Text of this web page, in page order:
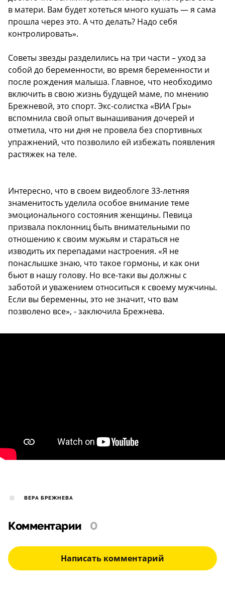
в матери. Вам будет хотеться много кушать — я сама
прошла через это. А что делать? Надо себя
контролировать».
Советы звезды разделились на три части – уход за
собой до беременности, во время беременности и
после рождения малыша. Главное, что необходимо
включить в свою жизнь будущей маме, по мнению
Брежневой, это спорт. Экс-солистка «ВИА Гры»
вспомнила свой опыт вынашивания дочерей и
отметила, что ни дня не провела без спортивных
упражнений, что позволило ей избежать появления
растяжек на теле.
Интересно, что в своем видеоблоге 33-летняя
знаменитость уделила особое внимание теме
эмоционального состояния женщины. Певица
призвала поклонниц быть внимательными по
отношению к своим мужьям и стараться не
изводить их перепадами настроения. «Я не
понаслышке знаю, что такое гормоны, и как они
бьют в нашу голову. Но все-таки вы должны с
заботой и уважением относиться к своему мужчины.
Если вы беременны, это не значит, что вам
позволено все», - заключила Брежнева.
ВЕРА БРЕЖНЕВА
Комментарии 0
Написать комментарий